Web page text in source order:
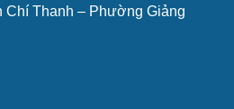
Thanh – Phường Giảng